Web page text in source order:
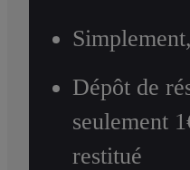
Dépôt de
seulement
restitué